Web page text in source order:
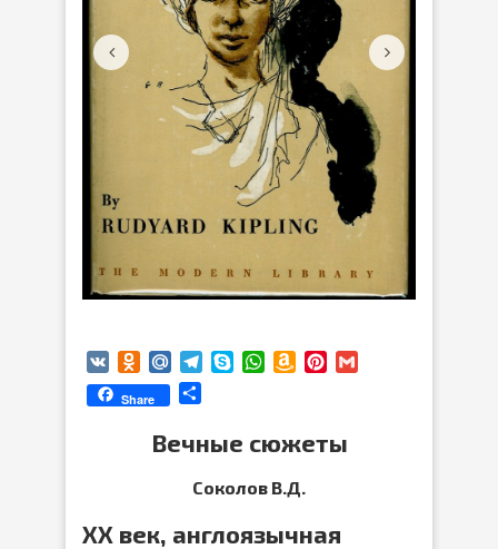
VK Odnoklassniki
Mail.RuTelegram
SkypeWhatsApp
AmazonPinterest
Share
Вечные сюжеты
Соколов В.Д.
XX век, англоязычная